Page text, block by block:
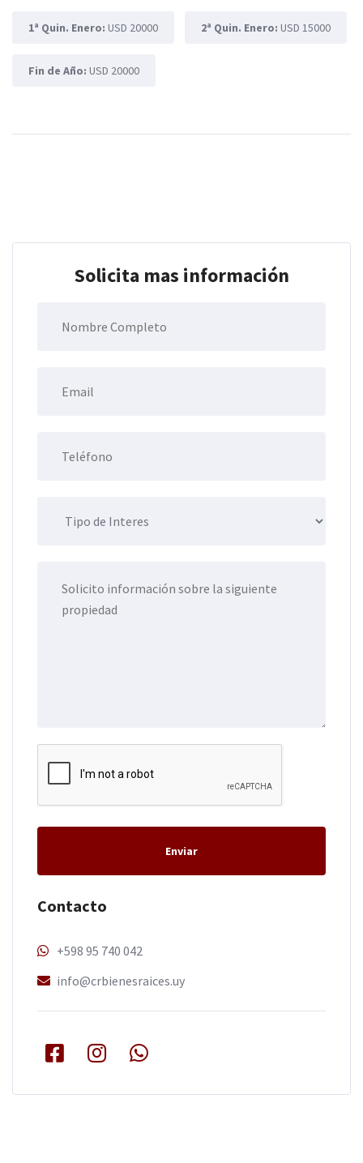
1ª Quin. Enero: USD 20000 2ª Quin. Enero: USD 15000
Fin de Año: USD 20000
Solicita mas información
Enviar
Contacto
+598 95 740 042
info@crbienesraices.uy